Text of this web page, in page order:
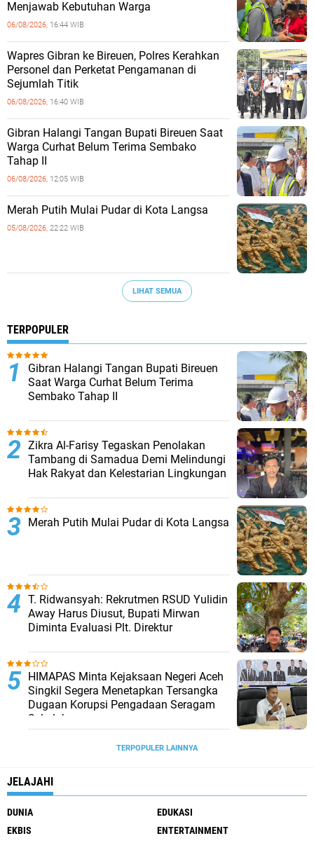
Menjawab Kebutuhan Warga
06/08/2026, 16:44 WIB
Wapres Gibran ke Bireuen, Polres Kerahkan
Personel dan Perketat Pengamanan di
Sejumlah Titik
06/08/2026, 16:40 WIB
Gibran Halangi Tangan Bupati Bireuen Saat
Warga Curhat Belum Terima Sembako
Tahap II
06/08/2026, 12:05 WIB
Merah Putih Mulai Pudar di Kota Langsa
05/08/2026, 22:22 WIB
LIHAT SEMUA
TERPOPULER
Gibran Halangi Tangan Bupati Bireuen
Saat Warga Curhat Belum Terima
Sembako Tahap II
Zikra Al-Farisy Tegaskan Penolakan
Tambang di Samadua Demi Melindungi
Hak Rakyat dan Kelestarian Lingkungan
Merah Putih Mulai Pudar di Kota Langsa
T. Ridwansyah: Rekrutmen RSUD Yulidin
Away Harus Diusut, Bupati Mirwan
Diminta Evaluasi Plt. Direktur
HIMAPAS Minta Kejaksaan Negeri Aceh
Singkil Segera Menetapkan Tersangka
Dugaan Korupsi Pengadaan Seragam
Sekolah
TERPOPULER LAINNYA
JELAJAHI
DUNIA
EDUKASI
EKBIS
ENTERTAINMENT